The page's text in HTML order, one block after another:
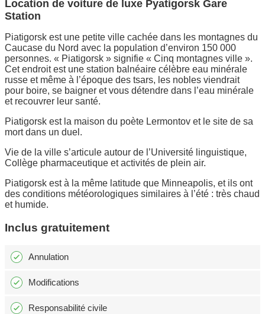
Location de voiture de luxe Pyatigorsk Gare
Station
Piatigorsk est une petite ville cachée dans les montagnes du
Caucase du Nord avec la population d’environ 150 000
personnes. « Piatigorsk » signifie « Cinq montagnes ville ».
Cet endroit est une station balnéaire célèbre eau minérale
russe et même à l’époque des tsars, les nobles viendrait
pour boire, se baigner et vous détendre dans l’eau minérale
et recouvrer leur santé.
Piatigorsk est la maison du poète Lermontov et le site de sa
mort dans un duel.
Vie de la ville s’articule autour de l’Université linguistique,
Collège pharmaceutique et activités de plein air.
Piatigorsk est à la même latitude que Minneapolis, et ils ont
des conditions météorologiques similaires à l’été : très chaud
et humide.
Inclus gratuitement
Annulation
Modifications
Responsabilité civile